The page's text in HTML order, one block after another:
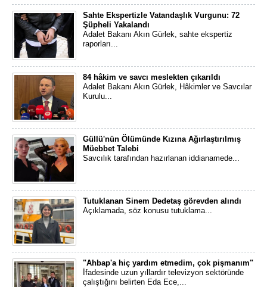
Sahte Ekspertizle Vatandaşlık Vurgunu: 72
Şüpheli Yakalandı
Adalet Bakanı Akın Gürlek, sahte ekspertiz
raporları...
84 hâkim ve savcı meslekten çıkarıldı
Adalet Bakanı Akın Gürlek, Hâkimler ve Savcılar
Kurulu...
Güllü'nün Ölümünde Kızına Ağırlaştırılmış
Müebbet Talebi
Savcılık tarafından hazırlanan iddianamede...
Tutuklanan Sinem Dedetaş görevden alındı
Açıklamada, söz konusu tutuklama...
"Ahbap'a hiç yardım etmedim, çok pişmanım"
İfadesinde uzun yıllardır televizyon sektöründe
çalıştığını belirten Eda Ece,...